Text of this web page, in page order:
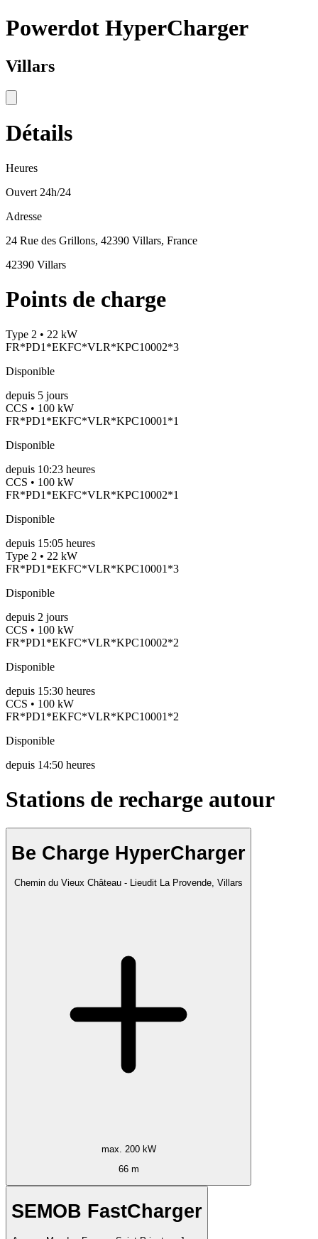
Powerdot HyperCharger
Villars
Détails
Heures
Ouvert 24h/24
Adresse
24 Rue des Grillons, 42390 Villars, France
42390 Villars
Points de charge
Type 2 • 22 kW
FR*PD1*EKFC*VLR*KPC10002*3
Disponible
depuis 5 jours
CCS • 100 kW
FR*PD1*EKFC*VLR*KPC10001*1
Disponible
depuis 10:23 heures
CCS • 100 kW
FR*PD1*EKFC*VLR*KPC10002*1
Disponible
depuis 15:05 heures
Type 2 • 22 kW
FR*PD1*EKFC*VLR*KPC10001*3
Disponible
depuis 2 jours
CCS • 100 kW
FR*PD1*EKFC*VLR*KPC10002*2
Disponible
depuis 15:30 heures
CCS • 100 kW
FR*PD1*EKFC*VLR*KPC10001*2
Disponible
depuis 14:50 heures
Stations de recharge autour
Be Charge HyperCharger
Chemin du Vieux Château - Lieudit La Provende, Villars
max. 200 kW
66 m
SEMOB FastCharger